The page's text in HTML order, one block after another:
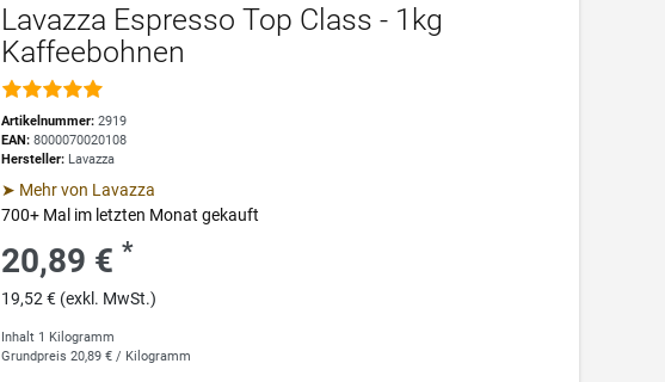
Lavazza Espresso Top Class - 1kg
Kaffeebohnen
Artikelnummer:2919
EAN:8000070020108
Hersteller: Lavazza
➤ Mehr von Lavazza
700+ Mal im letzten Monat gekauft
20,89 €*
19,52 € (exkl. MwSt.)
Inhalt 1 Kilogramm
Grundpreis20,89 € / Kilogramm